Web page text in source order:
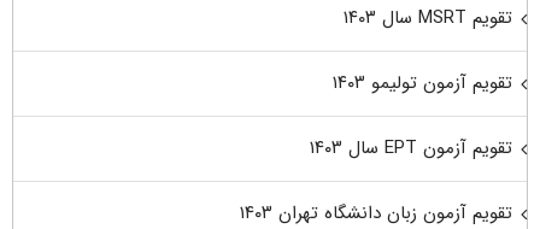
تقویم MSRT سال ۱۴۰۳
تقویم آزمون تولیمو ۱۴۰۳
تقویم آزمون EPT سال ۱۴۰۳
تقویم آزمون زبان دانشگاه تهران ۱۴۰۳